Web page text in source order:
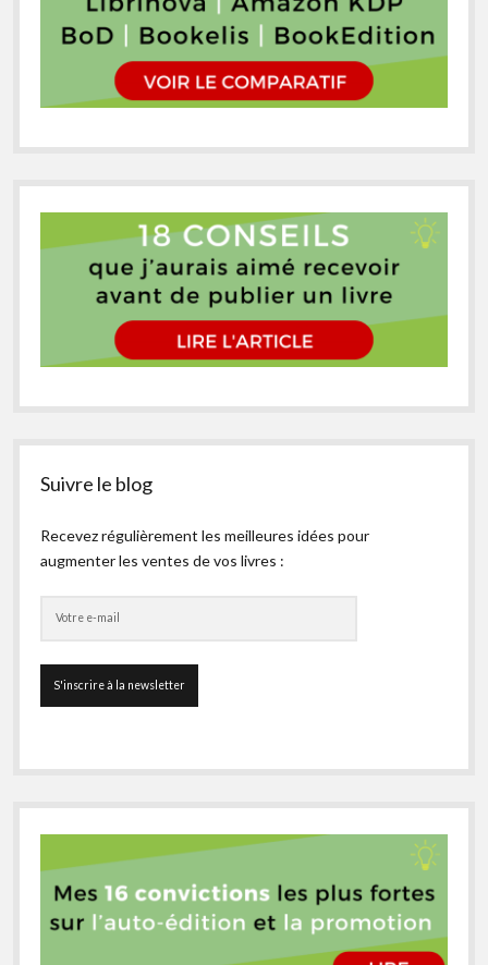
Suivre le blog
Recevez régulièrement les meilleures idées pour
augmenter les ventes de vos livres :